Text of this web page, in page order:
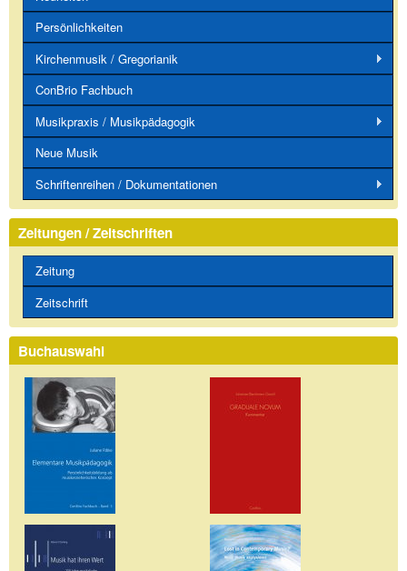
Persönlichkeiten
Kirchenmusik / Gregorianik
ConBrio Fachbuch
Musikpraxis / Musikpädagogik
Neue Musik
Schriftenreihen / Dokumentationen
Zeitungen / Zeitschriften
Zeitung
Zeitschrift
Buchauswahl